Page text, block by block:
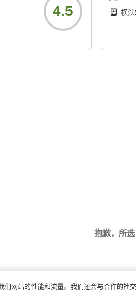
4.5 横
抱歉，所选
网站的性能和流量。我们还会与合作的社